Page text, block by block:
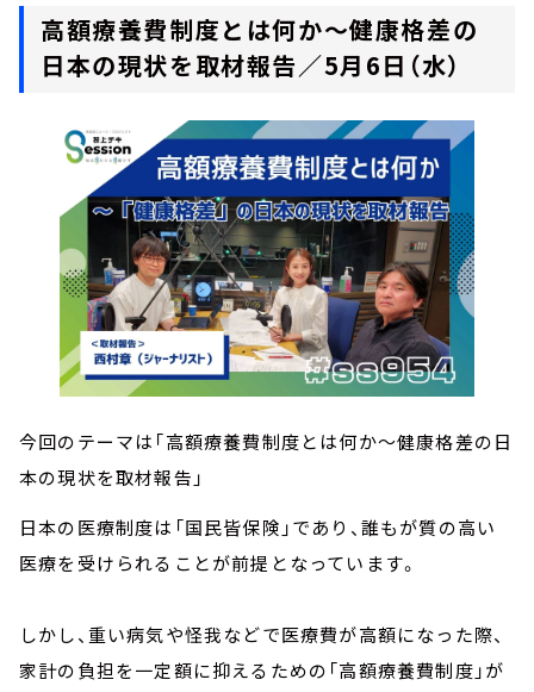
高額療養費制度とは何か～健康格差の
日本の現状を取材報告／5月6日（水）
今回のテーマは「高額療養費制度とは何か～健康格差の日
本の現状を取材報告」
日本の医療制度は「国民皆保険」であり、誰もが質の高い
医療を受けられることが前提となっています。
しかし、重い病気や怪我などで医療費が高額になった際、
家計の負担を一定額に抑えるための「高額療養費制度」が